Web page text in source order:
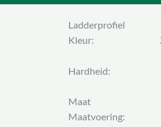
Ladderprofiel
Kleur:
Hardheid:
Maat
Maatvoering: